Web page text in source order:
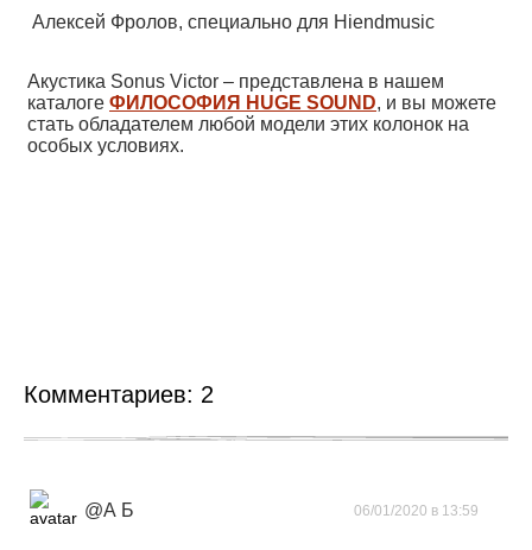
Алексей Фролов, специально для Hiendmusic
Акустика Sonus Victor – представлена в нашем
каталоге ФИЛОСОФИЯ HUGE SOUND, и вы можете
стать обладателем любой модели этих колонок на
особых условиях.
Комментариев: 2
@А Б 06/01/2020 в 13:59